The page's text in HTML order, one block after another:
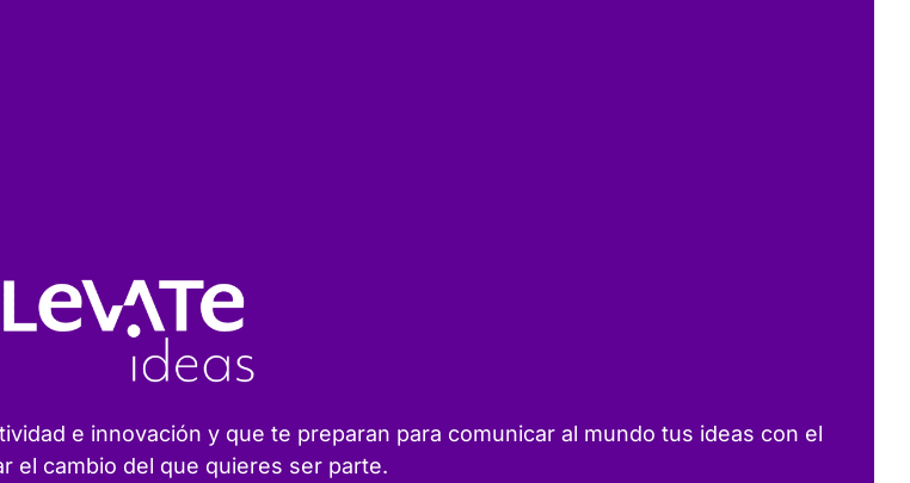
e innovación y que te preparan para comunicar al mundo tus ideas con el
el cambio del que quieres ser parte.